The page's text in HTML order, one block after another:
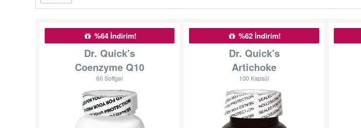
%64 İndirim!
Dr. Quick's
Coenzyme Q10
60 Softgel
%62 İndirim!
Dr. Quick's
Artichoke
100 Kapsül